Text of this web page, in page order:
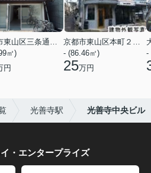
京都市東山区三条通北裏白川筋西入２丁目東姉小路町
㎡)
円
京都市東山区本町２２丁目
- (86.46㎡)
25万円
-
光善寺駅 光善寺中央ビル
・エンタープライズ